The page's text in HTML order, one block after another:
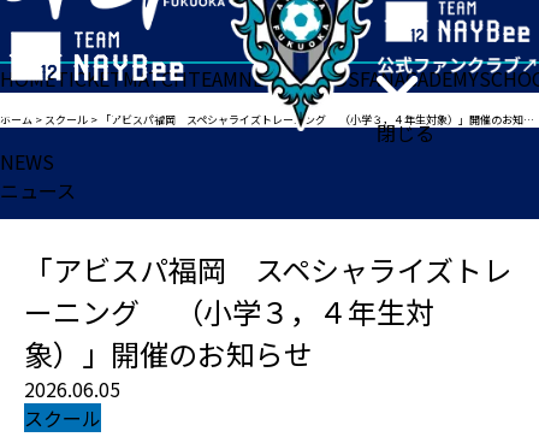
閉じる
HOMETICKETMATCHTEAMNEWSGOODSFANACADEMY
ホーム > スクール > 「アビスパ福岡 スペシャライズトレーニング （小学３，４年生対象）」開催のお知らせ
NEWS
ニュース
「アビスパ福岡 スペシャライズトレ
ーニング （小学３，４年生対
象）」開催のお知らせ
2026.06.05
スクール